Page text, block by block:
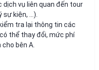
vụ liên quan đến tour
sự kiện, …).
tra lại thông tin các
thể thay đổi, mức phí
bên A.